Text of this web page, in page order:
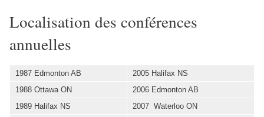
Localisation des conférences
annuelles
1987 Edmonton AB
2005 Halifax NS
1988 Ottawa ON
2006 Edmonton AB
1989 Halifax NS
2007 Waterloo ON